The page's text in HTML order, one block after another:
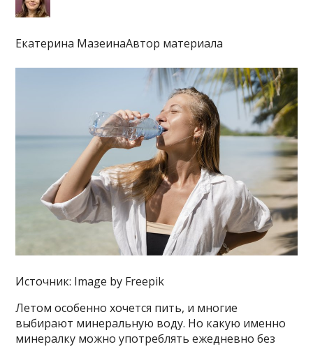
Екатерина МазеинаАвтор материала
Источник: Image by Freepik
Летом особенно хочется пить, и многие
выбирают минеральную воду. Но какую именно
минералку можно употреблять ежедневно без